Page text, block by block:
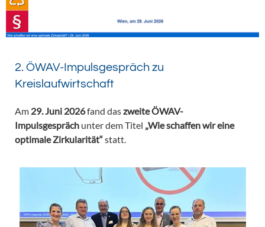
2. ÖWAV-Impulsgespräch zu
Kreislaufwirtschaft
Am 29. Juni 2026fand daszweite ÖWAV-
Impulsgespräch unter dem Titel „Wie schaffen wir eine
optimale Zirkularität“statt.